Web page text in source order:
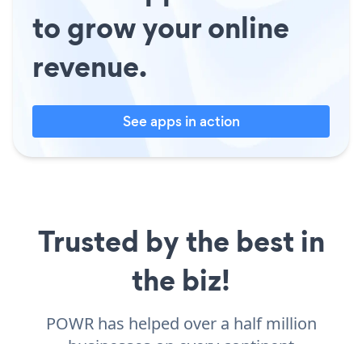
to grow your online
revenue.
See apps in action
Trusted by the best in
the biz!
POWR has helped over a half million